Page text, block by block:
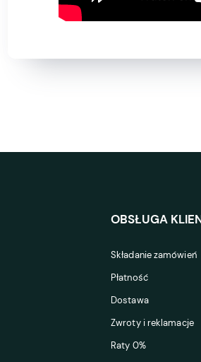
OBSŁUGA
Składanie zamówień
Płatność
Dostawa
Zwroty i reklamacje
Raty 0%